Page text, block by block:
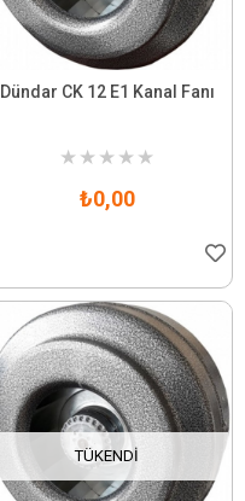
Dündar CK 12 E1 Kanal Fanı
★ ★ ★ ★ ★
₺0,00
TÜKENDI